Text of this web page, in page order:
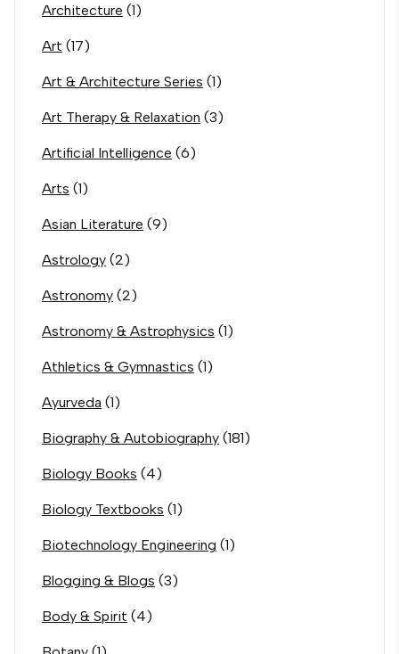
Architecture (1)
Art (17)
Art & Architecture Series (1)
Art Therapy & Relaxation (3)
Artificial Intelligence (6)
Arts (1)
Asian Literature (9)
Astrology (2)
Astronomy (2)
Astronomy & Astrophysics (1)
Athletics & Gymnastics (1)
Ayurveda (1)
Biography & Autobiography (181)
Biology Books (4)
Biology Textbooks (1)
Biotechnology Engineering (1)
Blogging & Blogs (3)
Body & Spirit (4)